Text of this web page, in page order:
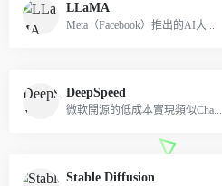
LLaMA
Meta（Facebook）推出的AI大...
DeepSpeed
微軟開源的低成本實現類似Cha...
Stable Diffusion